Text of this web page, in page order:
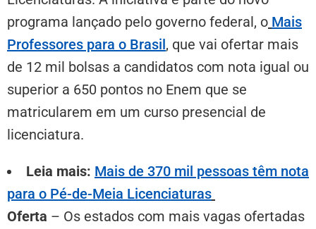
programa lançado pelo governo federal, o Mais
Professores para o Brasil, que vai ofertar mais
de 12 mil bolsas a candidatos com nota igual ou
superior a 650 pontos no Enem que se
matricularem em um curso presencial de
licenciatura.
Leia mais: Mais de 370 mil pessoas têm nota
para o Pé-de-Meia Licenciaturas
Oferta – Os estados com mais vagas ofertadas